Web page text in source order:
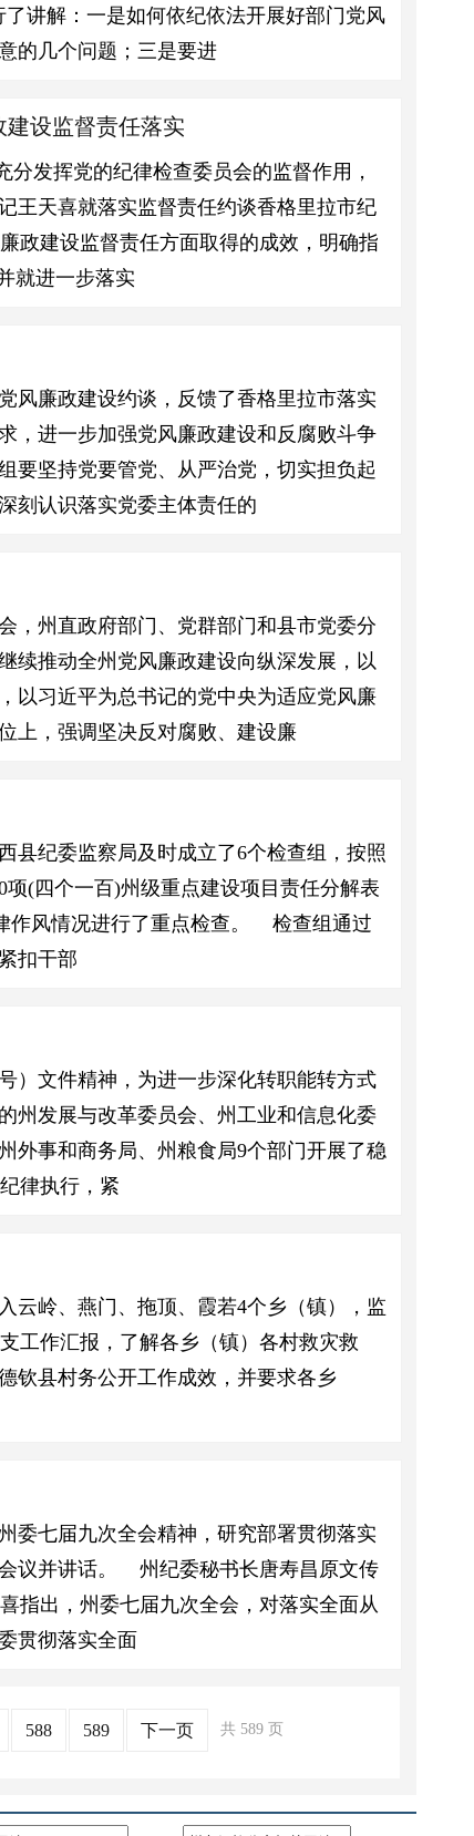
讲解：一是如何依纪依法开展好部门党风
的几个问题；三是要进
设监督责任落实
发挥党的纪律检查委员会的监督作用，
王天喜就落实监督责任约谈香格里拉市纪
政建设监督责任方面取得的成效，明确指
就进一步落实
风廉政建设约谈，反馈了香格里拉市落实
，进一步加强党风廉政建设和反腐败斗争
要坚持党要管党、从严治党，切实担负起
刻认识落实党委主体责任的
，州直政府部门、党群部门和县市党委分
续推动全州党风廉政建设向纵深发展，以
以习近平为总书记的党中央为适应党风廉
上，强调坚决反对腐败、建设廉
县纪委监察局及时成立了6个检查组，按照
(四个一百)州级重点建设项目责任分解表
作风情况进行了重点检查。 检查组通过
扣干部
）文件精神，为进一步深化转职能转方式
州发展与改革委员会、州工业和信息化委
外事和商务局、州粮食局9个部门开展了稳
律执行，紧
云岭、燕门、拖顶、霞若4个乡（镇），监
工作汇报，了解各乡（镇）各村救灾救
钦县村务公开工作成效，并要求各乡
委七届九次全会精神，研究部署贯彻落实
议并讲话。 州纪委秘书长唐寿昌原文传
指出，州委七届九次全会，对落实全面从
贯彻落实全面
588 589 下一页 共 589 页